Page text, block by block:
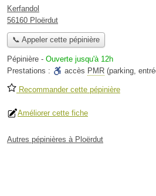
Kerfandol
56160 Ploërdut
📞 Appeler cette pépinière
Pépinière - Ouverte jusqu'à 12h
Prestations :
accès PMR (parking,
Recommander cette pépinière
Améliorer cette fiche
Autres pépinières à Ploërdut